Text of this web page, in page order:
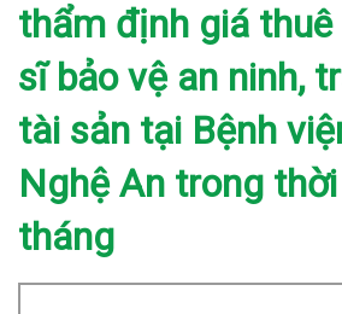
thẩm định giá
sĩ bảo vệ an ninh,
tài sản tại Bệnh
Nghệ An trong
tháng